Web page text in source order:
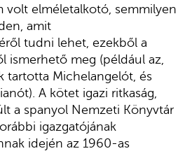
volt elméletalkotó, semmilyen
amit
tudni lehet, ezekből a
ismerhető meg (például az,
tartotta Michelangelót, és
A kötet igazi ritkaság,
a spanyol Nemzeti Könyvtár
igazgatójának
idején az 1960-as